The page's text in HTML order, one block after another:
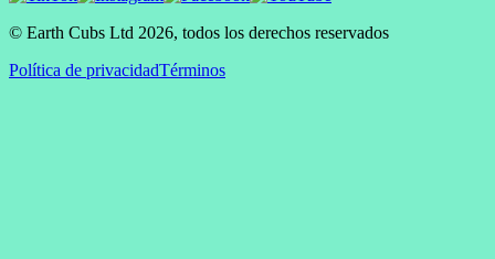
© Earth Cubs Ltd 2026, todos los derechos reservados
Política de privacidadTérminos